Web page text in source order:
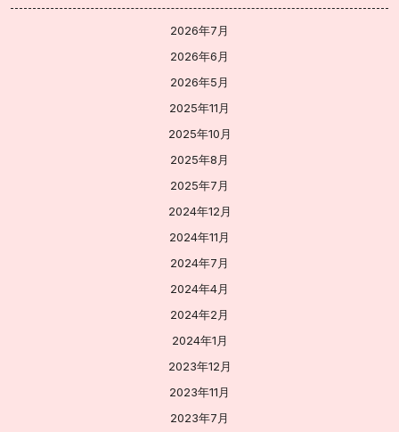
2026年7月
2026年6月
2026年5月
2025年11月
2025年10月
2025年8月
2025年7月
2024年12月
2024年11月
2024年7月
2024年4月
2024年2月
2024年1月
2023年12月
2023年11月
2023年7月